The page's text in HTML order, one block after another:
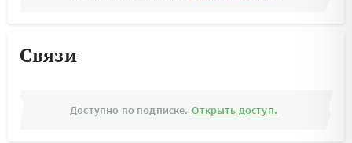
Связи
Доступно по подписке. Открыть доступ.